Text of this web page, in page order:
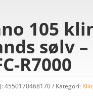
105
sølv –
R7000
4550170468170 Kategori: